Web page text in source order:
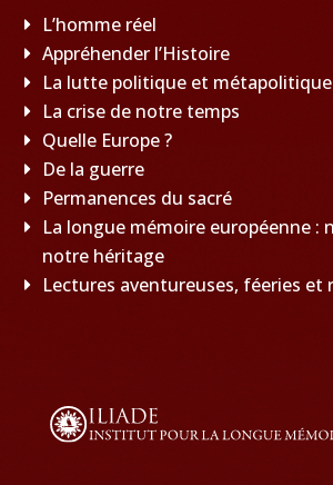
L’homme réel
Appréhender l’Histoire
La lutte politique et métapolitique
La crise de notre temps
Quelle Europe ?
De la guerre
Permanences du sacré
La longue mémoire européenne :
notre héritage
Lectures aventureuses, féeries et